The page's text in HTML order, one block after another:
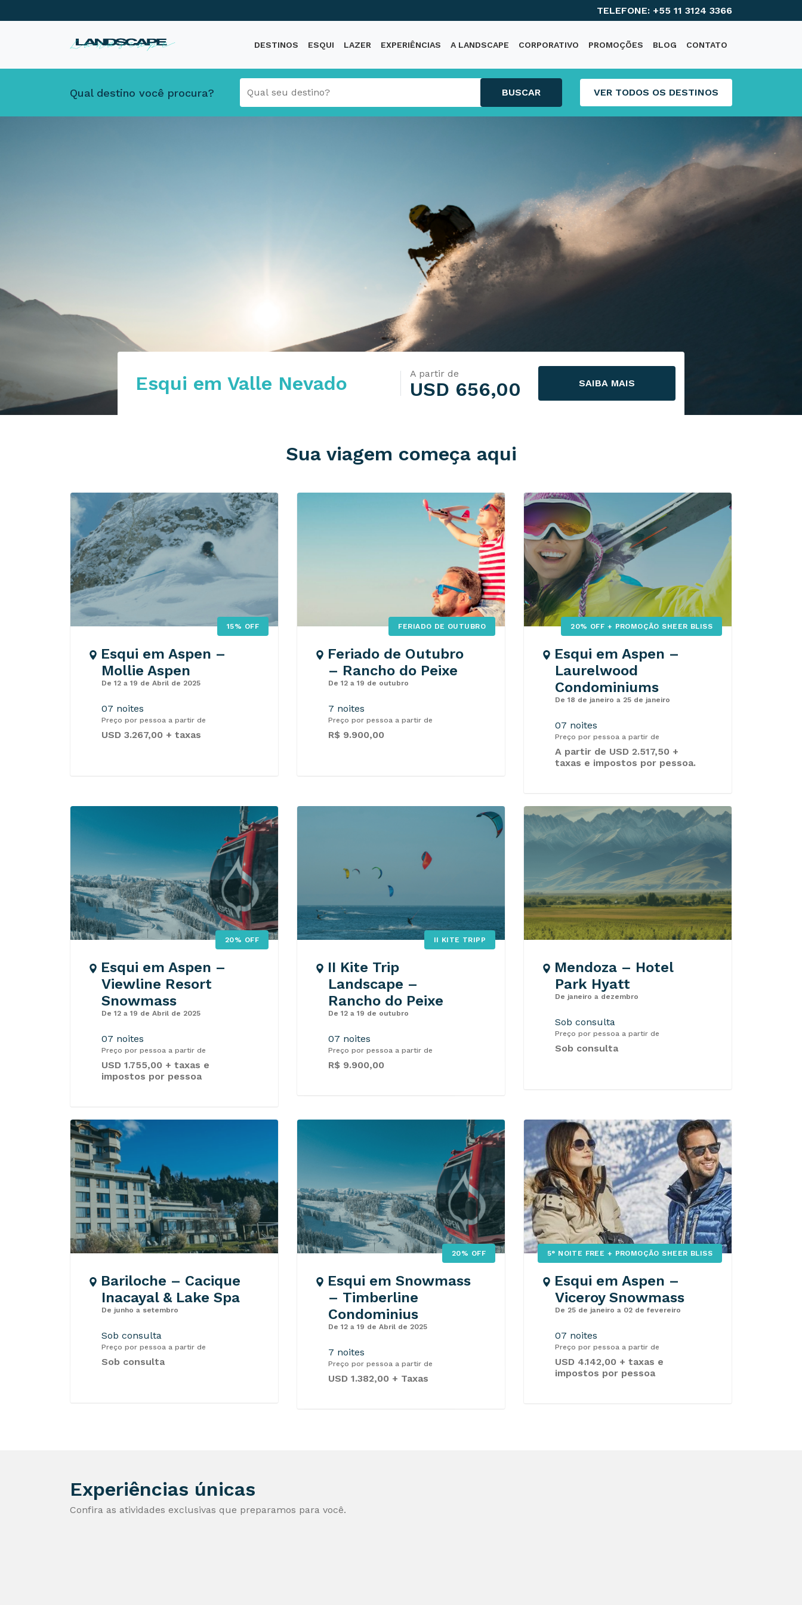
TELEFONE: +55 11 3124 3366
DESTINOS ESQUI LAZER EXPERIÊNCIAS A LANDSCAPE CORPORATIVO PROMOÇÕES BLOG CONTATO
Qual destino você procura? BUSCAR VER TODOS OS DESTINOS
Esqui em Valle Nevado A partir de
USD 656,00 SAIBA MAIS
Sua viagem começa aqui
15% OFF
Esqui em Aspen –
Mollie Aspen
De 12 a 19 de Abril de 2025
07 noites
Preço por pessoa a partir de
USD 3.267,00 + taxas
FERIADO DE OUTUBRO
Feriado de Outubro
– Rancho do Peixe
De 12 a 19 de outubro
7 noites
Preço por pessoa a partir de
R$ 9.900,00
20% OFF + PROMOÇÃO SHEER BLISS
Esqui em Aspen –
Laurelwood
Condominiums
De 18 de janeiro a 25 de janeiro
07 noites
Preço por pessoa a partir de
A partir de USD 2.517,50 +
taxas e impostos por pessoa.
20% OFF
Esqui em Aspen –
Viewline Resort
Snowmass
De 12 a 19 de Abril de 2025
07 noites
Preço por pessoa a partir de
USD 1.755,00 + taxas e
impostos por pessoa
II KITE TRIPP
II Kite Trip
Landscape –
Rancho do Peixe
De 12 a 19 de outubro
07 noites
Preço por pessoa a partir de
R$ 9.900,00
Mendoza – Hotel
Park Hyatt
De janeiro a dezembro
Sob consulta
Preço por pessoa a partir de
Sob consulta
Bariloche – Cacique
Inacayal & Lake Spa
De junho a setembro
Sob consulta
Preço por pessoa a partir de
Sob consulta
20% OFF
Esqui em Snowmass
– Timberline
Condominius
De 12 a 19 de Abril de 2025
7 noites
Preço por pessoa a partir de
USD 1.382,00 + Taxas
5° NOITE FREE + PROMOÇÃO SHEER BLISS
Esqui em Aspen –
Viceroy Snowmass
De 25 de janeiro a 02 de fevereiro
07 noites
Preço por pessoa a partir de
USD 4.142,00 + taxas e
impostos por pessoa
Experiências únicas
Confira as atividades exclusivas que preparamos para você.